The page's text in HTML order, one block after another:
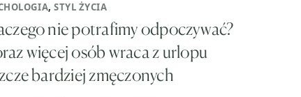
,STYL ŻYCIA
nie potrafimy odpoczywać?
więcej osób wraca z urlopu
bardziej zmęczonych